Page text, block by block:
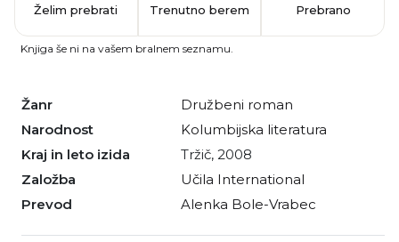
Žanr
družbeni roman
Narodnost
kolumbijska literatura
Kraj in leto izida
Tržič, 2008
Založba
Učila International
Prevod
Alenka Bole-Vrabec
Želim prebrati Trenutno berem Prebrano
Knjiga še ni na vašem bralnem seznamu.